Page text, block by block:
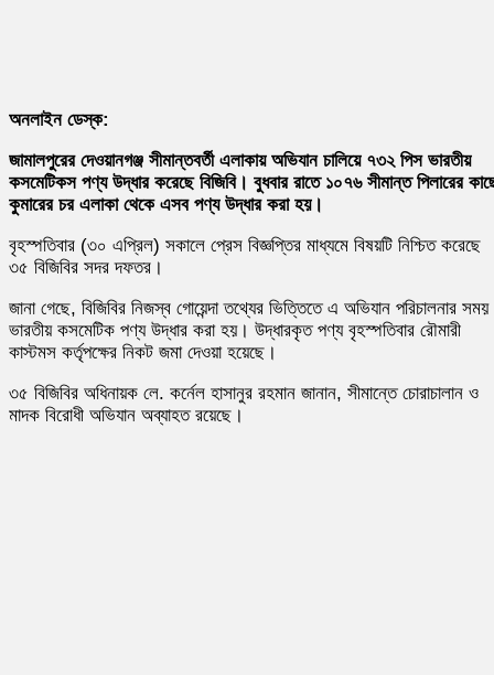
অনলাইন ডেস্ক:
জামালপুরের দেওয়ানগঞ্জ সীমান্তবর্তী এলাকায় অভিযান চালিয়ে ৭৩২ পিস ভারতীয়
কসমেটিকস পণ্য উদ্ধার করেছে বিজিবি। বুধবার রাতে ১০৭৬ সীমান্ত পিলারের
কুমারের চর এলাকা থেকে এসব পণ্য উদ্ধার করা হয়।
বৃহস্পতিবার (৩০ এপ্রিল) সকালে প্রেস বিজ্ঞপ্তির মাধ্যমে বিষয়টি নিশ্চিত করেছে
৩৫ বিজিবির সদর দফতর।
জানা গেছে, বিজিবির নিজস্ব গোয়েন্দা তথ্যের ভিত্তিতে এ অভিযান পরিচালনার সময়
ভারতীয় কসমেটিক পণ্য উদ্ধার করা হয়। উদ্ধারকৃত পণ্য বৃহস্পতিবার রৌমারী
কাস্টমস কর্তৃপক্ষের নিকট জমা দেওয়া হয়েছে।
৩৫ বিজিবির অধিনায়ক লে. কর্নেল হাসানুর রহমান জানান, সীমান্তে চোরাচালান ও
মাদক বিরোধী অভিযান অব্যাহত রয়েছে।